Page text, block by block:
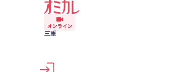
メインコンテンツへスキップ
三重